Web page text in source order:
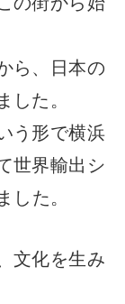
ら、日本の
た。
う形で横浜
世界輸出シ
た。
文化を生み